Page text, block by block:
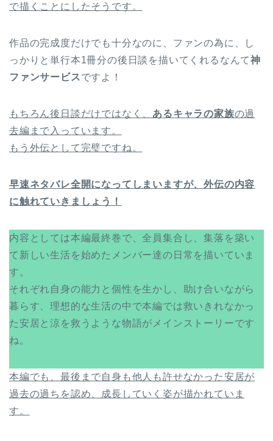
で描くことにしたそうです。
作品の完成度だけでも十分なのに、ファンの為に、し
っかりと単行本1冊分の後日談を描いてくれるなんて神
ファンサービスですよ！
もちろん後日談だけではなく、 あるキャラの家族の過
去編まで入っています。
もう外伝として完璧ですね。
早速ネタバレ全開になってしまいますが、外伝の内容
に触れていきましょう！
内容としては本編最終巻で、全員集合し、集落を築い
て新しい生活を始めたメンバー達の日常を描いていま
す。
それぞれ自身の能力と個性を生かし、助け合いながら
暮らす、理想的な生活の中で本編では救いきれなかっ
た安居と涼を救うような物語がメインストーリーです
ね。
本編でも、最後まで自身も他人も許せなかった安居が
過去の過ちを認め、成長していく姿が描かれていま
す。